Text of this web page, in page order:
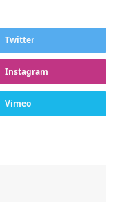
Twitter
Instagram
Vimeo